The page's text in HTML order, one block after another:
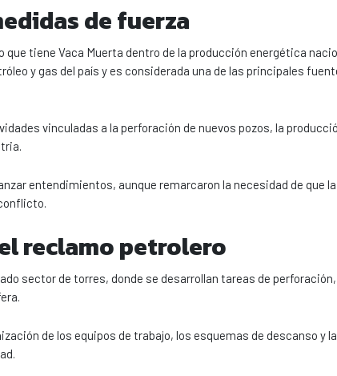
de fuerza
tiene Vaca Muerta dentro de la producción energética
y gas del país y es considerada una de las principales
vinculadas a la perforación de nuevos pozos, la
entendimientos, aunque remarcaron la necesidad de que
reclamo petrolero
sector de torres, donde se desarrollan tareas de
de los equipos de trabajo, los esquemas de descanso y la